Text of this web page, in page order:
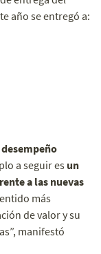
año se entregó a:
a seguir es un
a las nuevas
más
de valor y su
manifestó